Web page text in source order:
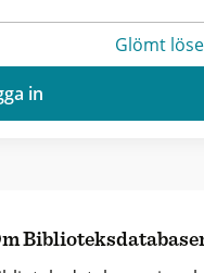
Glömt
in